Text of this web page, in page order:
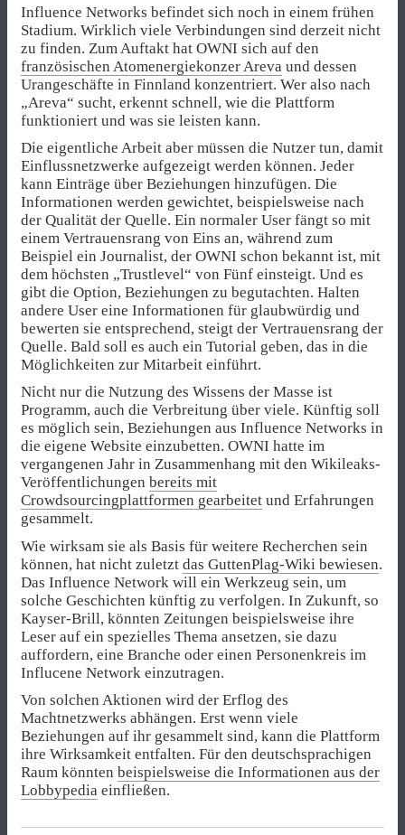
Influence Networks befindet sich noch in einem frühen
Stadium. Wirklich viele Verbindungen sind derzeit nicht
zu finden. Zum Auftakt hat OWNI sich auf den
französischen Atomenergiekonzer Areva und dessen
Urangeschäfte in Finnland konzentriert. Wer also nach
„Areva“ sucht, erkennt schnell, wie die Plattform
funktioniert und was sie leisten kann.
Die eigentliche Arbeit aber müssen die Nutzer tun, damit
Einflussnetzwerke aufgezeigt werden können. Jeder
kann Einträge über Beziehungen hinzufügen. Die
Informationen werden gewichtet, beispielsweise nach
der Qualität der Quelle. Ein normaler User fängt so mit
einem Vertrauensrang von Eins an, während zum
Beispiel ein Journalist, der OWNI schon bekannt ist, mit
dem höchsten „Trustlevel“ von Fünf einsteigt. Und es
gibt die Option, Beziehungen zu begutachten. Halten
andere User eine Informationen für glaubwürdig und
bewerten sie entsprechend, steigt der Vertrauensrang der
Quelle. Bald soll es auch ein Tutorial geben, das in die
Möglichkeiten zur Mitarbeit einführt.
Nicht nur die Nutzung des Wissens der Masse ist
Programm, auch die Verbreitung über viele. Künftig soll
es möglich sein, Beziehungen aus Influence Networks in
die eigene Website einzubetten. OWNI hatte im
vergangenen Jahr in Zusammenhang mit den Wikileaks-
Veröffentlichungen bereits mit
Crowdsourcingplattformen gearbeitet und Erfahrungen
gesammelt.
Wie wirksam sie als Basis für weitere Recherchen sein
können, hat nicht zuletzt das GuttenPlag-Wiki bewiesen.
Das Influence Network will ein Werkzeug sein, um
solche Geschichten künftig zu verfolgen. In Zukunft, so
Kayser-Brill, könnten Zeitungen beispielsweise ihre
Leser auf ein spezielles Thema ansetzen, sie dazu
auffordern, eine Branche oder einen Personenkreis im
Influcene Network einzutragen.
Von solchen Aktionen wird der Erflog des
Machtnetzwerks abhängen. Erst wenn viele
Beziehungen auf ihr gesammelt sind, kann die Plattform
ihre Wirksamkeit entfalten. Für den deutschsprachigen
Raum könnten beispielsweise die Informationen aus der
Lobbypedia einfließen.